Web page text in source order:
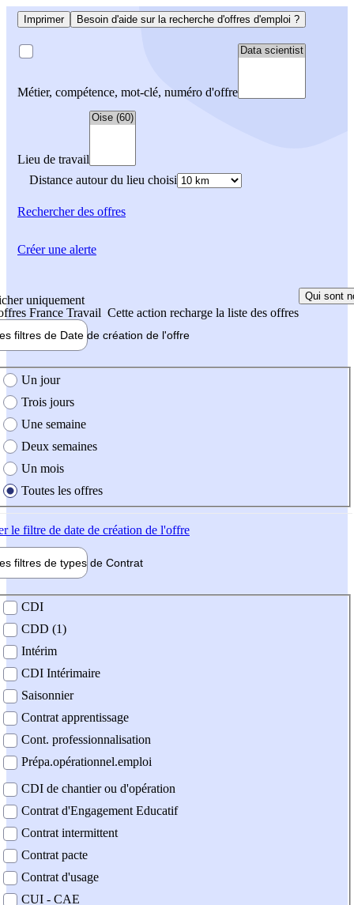
Imprimer Besoin d'aide sur la recherche d'offres d'emploi ?
Métier, compétence, mot-clé, numéro d'offre
Lieu de travail
Distance autour du lieu choisi
Rechercherdes offres
uniquement
France Travail Cette action recharge la liste des offres
Qui sont
filtres de Date de création de l'offre
création de l'offre
Un jour
Trois jours
Une semaine
Deux semaines
Un mois
Toutes les offres
le filtre de date de création de l'offre
filtres de types de Contrat
contrat
CDI
CDD (1)
Intérim
CDI Intérimaire
Saisonnier
Contrat apprentissage
Cont. professionnalisation
Prépa.opérationnel.emploi
CDI de chantier ou d'opération
Contrat d'Engagement Educatif
Contrat intermittent
Contrat pacte
Contrat d'usage
CUI - CAE
Créer une alerte